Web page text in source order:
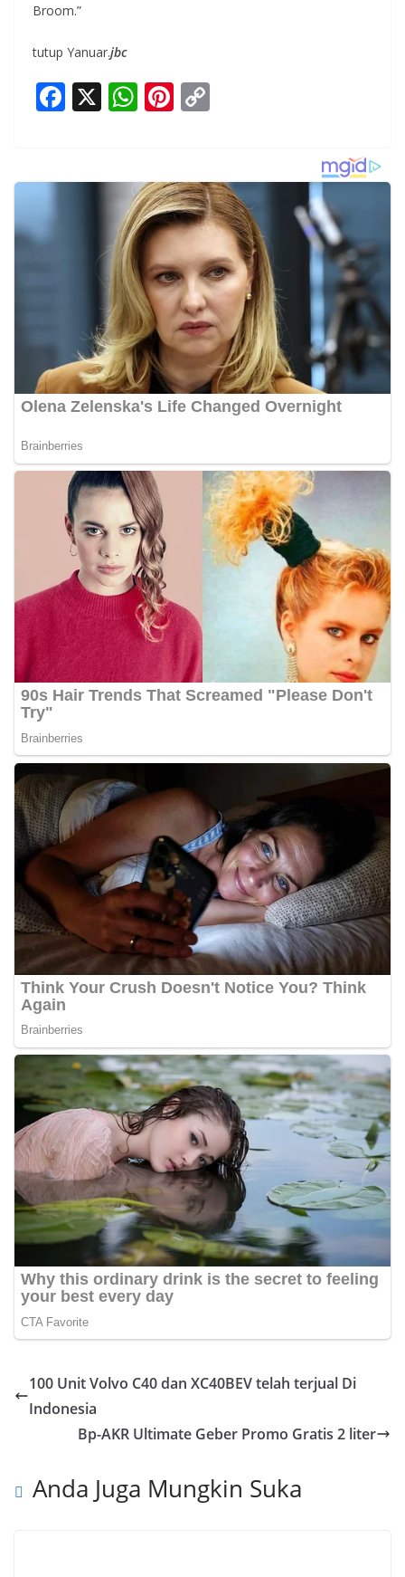
Broom.”
tutup Yanuar.jbc
F
ac
b
X W
h
s
A
p
p
Pi
nt
e
st
y
Li
n
k
100 Unit Volvo C40 dan XC40BEV telah terjual Di
Indonesia
Bp-AKR Ultimate Geber Promo Gratis 2 liter
Anda Juga Mungkin Suka